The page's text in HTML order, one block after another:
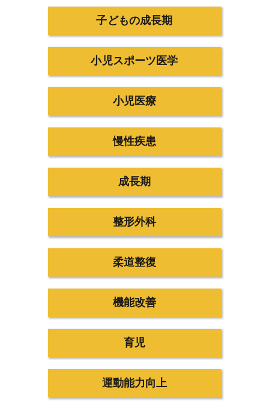
子どもの成長期
小児スポーツ医学
小児医療
慢性疾患
成長期
整形外科
柔道整復
機能改善
育児
運動能力向上